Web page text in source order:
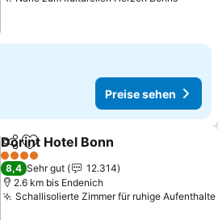
Preise sehen
TeilenZu Favoriten hinzufügen
Dorint Hotel Bonn
4 Sterne
8,4 Sehr gut
12.314
2.6 km bis Endenich
Schallisolierte Zimmer für ruhige Aufenthalte